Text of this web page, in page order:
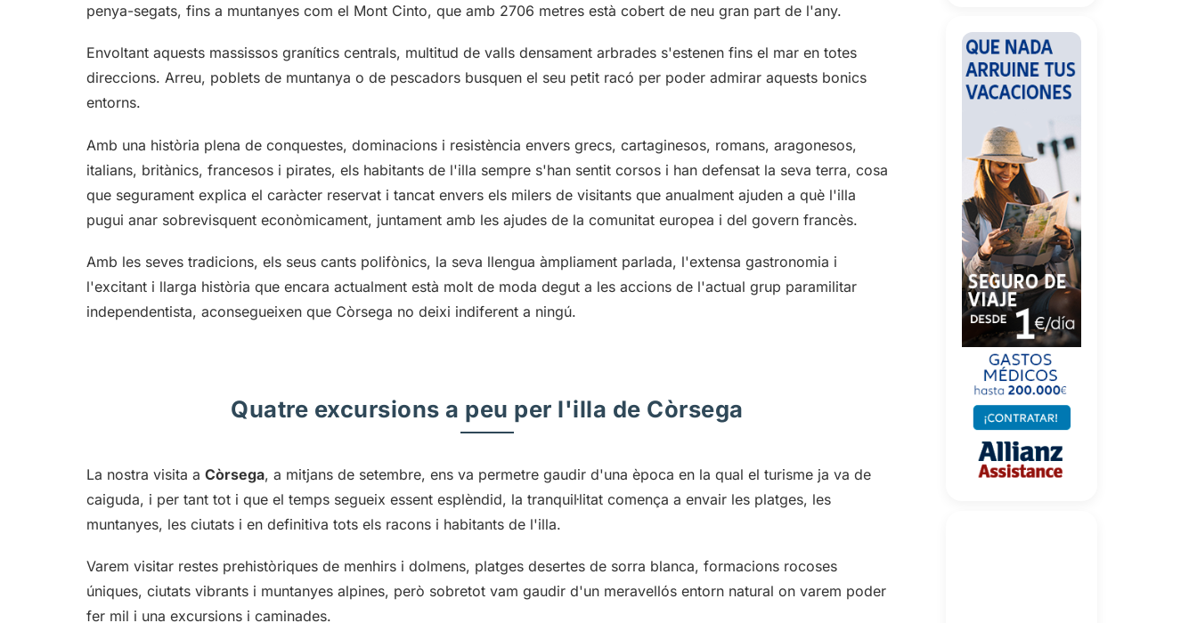
penya-segats, fins a muntanyes com el Mont Cinto, que amb 2706 metres està cobert de neu gran part de l'any.
Envoltant aquests massissos granítics centrals, multitud de valls densament arbrades s'estenen fins el mar en totes
direccions. Arreu, poblets de muntanya o de pescadors busquen el seu petit racó per poder admirar aquests bonics
entorns.
Amb una història plena de conquestes, dominacions i resistència envers grecs, cartaginesos, romans, aragonesos,
italians, britànics, francesos i pirates, els habitants de l'illa sempre s'han sentit corsos i han defensat la seva terra, cosa
que segurament explica el caràcter reservat i tancat envers els milers de visitants que anualment ajuden a què l'illa
pugui anar sobrevisquent econòmicament, juntament amb les ajudes de la comunitat europea i del govern francès.
Amb les seves tradicions, els seus cants polifònics, la seva llengua àmpliament parlada, l'extensa gastronomia i
l'excitant i llarga història que encara actualment està molt de moda degut a les accions de l'actual grup paramilitar
independentista, aconsegueixen que Còrsega no deixi indiferent a ningú.
Quatre excursions a peu per l'illa de Còrsega
La nostra visita a Còrsega, a mitjans de setembre, ens va permetre gaudir d'una època en la qual el turisme ja va de
caiguda, i per tant tot i que el temps segueix essent esplèndid, la tranquil·litat comença a envair les platges, les
muntanyes, les ciutats i en definitiva tots els racons i habitants de l'illa.
Varem visitar restes prehistòriques de menhirs i dolmens, platges desertes de sorra blanca, formacions rocoses
úniques, ciutats vibrants i muntanyes alpines, però sobretot vam gaudir d'un meravellós entorn natural on varem poder
fer mil i una excursions i caminades.